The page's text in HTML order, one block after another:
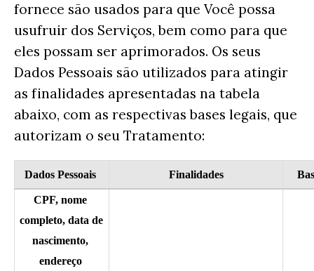
fornece são usados para que Você possa
usufruir dos Serviços, bem como para que
eles possam ser aprimorados. Os seus
Dados Pessoais são utilizados para atingir
as finalidades apresentadas na tabela
abaixo, com as respectivas bases legais, que
autorizam o seu Tratamento:
Dados Pessoais Finalidades
CPF, nome
completo, data de
nascimento,
endereço